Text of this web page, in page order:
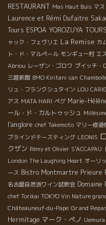
RESTAURANT Mas Haut Buis マ
Laurence et Rémi Dufaitre
Tours ESPOA YOROZUYA TOURS
ャック・フェヴリエ La Remise カ
ト・ド・マルペール モンギュー村 エ
Abriou レーザン・ゴロワ プイッチ・
三越新館 BMO Kiritani san
リュ・フランクシュタイン LOU
アス MATA HARI ペグ Marie-
ール・ド・カルトゥッシュ
l'anglore chef Takemoto マリー修道
ブラインドテースティング LEONIS
クザン Rémy et Olivier S'ACCAPAU
London The Laughing Heart オーリ
ース Bistro Montmartre Prieure
名古屋自然派ワイン試飲会 Domaine
chef Torikai TOKYO Vin Nature
Châteauneuf-du-Pape Grand
Hermitage マーク・ペノ